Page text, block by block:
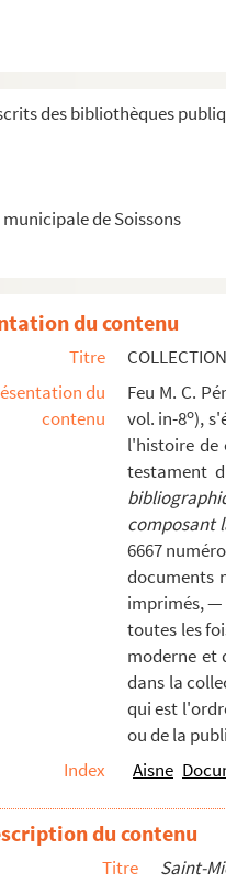
des bibliothèques
de Soissons
à Pierre Gozet, religieux
de Sougland
Michel-Rochefort-en-
du contenu
Titre
du
contenu
Feu M. C.
vol. in-8o),
l'histoire de
testament
composant
6667
documents
imprimés, —
toutes les
moderne et
dans la
qui est
ou de la
Index
Aisne
du contenu
Titre Saint-